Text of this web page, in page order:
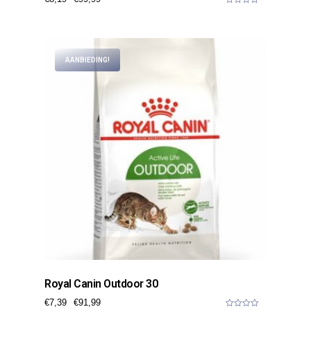
AANBIEDING!
Royal Canin Outdoor 30
€7,39 €91,99